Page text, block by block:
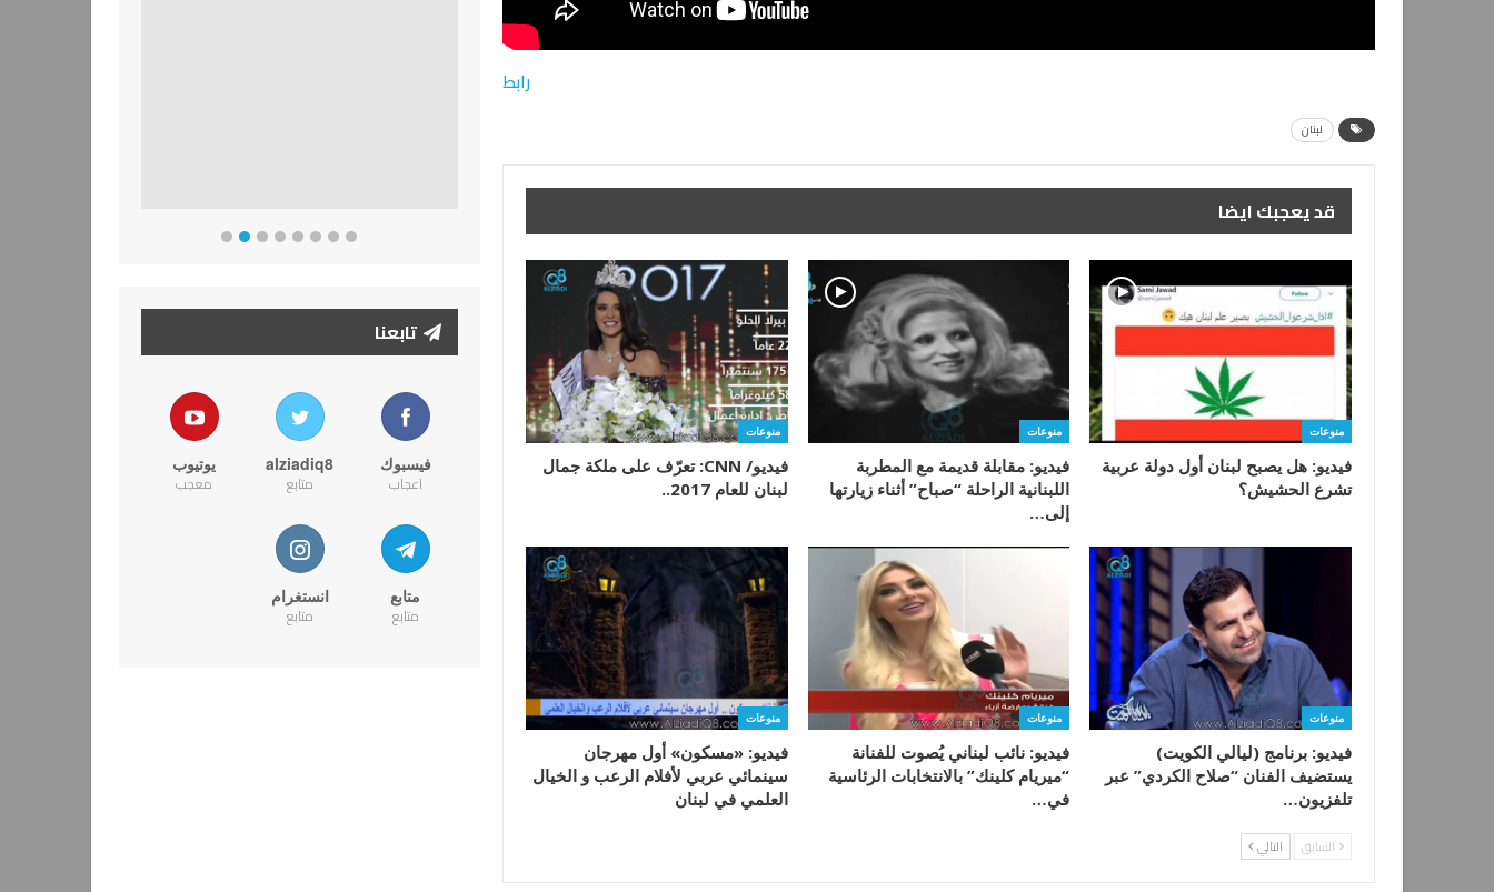
رابط
لبنان
قد يعجبك ايضا
منوعات
فيديو: هل يصبح لبنان أول دولة عربية
تشرع الحشيش؟
منوعات
فيديو: مقابلة قديمة مع المطربة
اللبنانية الراحلة “صباح” أثناء زيارتها
إلى…
منوعات
فيديو/ CNN: تعرّف على ملكة جمال
لبنان للعام 2017..
منوعات
فيديو: برنامج (ليالي الكويت)
يستضيف الفنان “صلاح الكردي” عبر
تلفزيون…
منوعات
فيديو: نائب لبناني يُصوت للفنانة
“ميريام كلينك” بالانتخابات الرئاسية
في…
منوعات
فيديو: «مسكون» أول مهرجان
سينمائي عربي لأفلام الرعب و الخيال
العلمي في لبنان
السابق التالي
تابعنا
فيسبوك
اعجاب
alziadiq8
متابع
يوتيوب
معجب
متابع
متابع
انستغرام
متابع